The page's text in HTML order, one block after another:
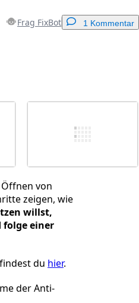
Frag FixBot 1 Kommentar
Kommentieren
von
zeigen, wie
willst,
folge einer
du hier.
der Anti-